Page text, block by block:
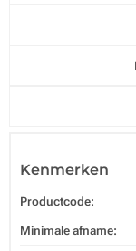
Kenmerken
Productcode:
Minimale afname: